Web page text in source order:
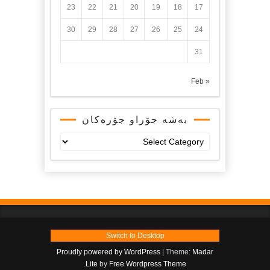
17
18
19
20
21
22
23
24
25
26
27
28
29
30
31
« Feb
بەشە جۆراو جۆرەکان
جۆرەکان
Switch to Desktop
Proudly powered by WordPress
Theme: Madar
Lite by Free Wordpress Theme
.